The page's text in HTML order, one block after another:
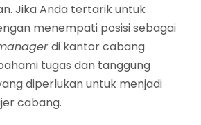
Jika Anda tertarik untuk
menempati posisi sebagai
di kantor cabang
tugas dan tanggung
diperlukan untuk menjadi
cabang.